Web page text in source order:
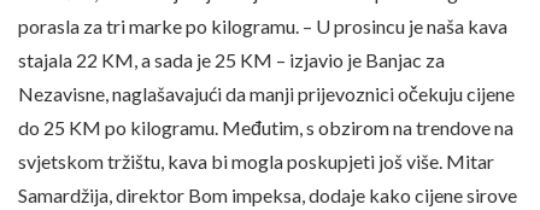
porasla za tri marke po kilogramu. – U prosincu je naša kava
stajala 22 KM, a sada je 25 KM – izjavio je Banjac za
Nezavisne, naglašavajući da manji prijevoznici očekuju cijene
do 25 KM po kilogramu. Međutim, s obzirom na trendove na
svjetskom tržištu, kava bi mogla poskupjeti još više. Mitar
Samardžija, direktor Bom impeksa, dodaje kako cijene sirove